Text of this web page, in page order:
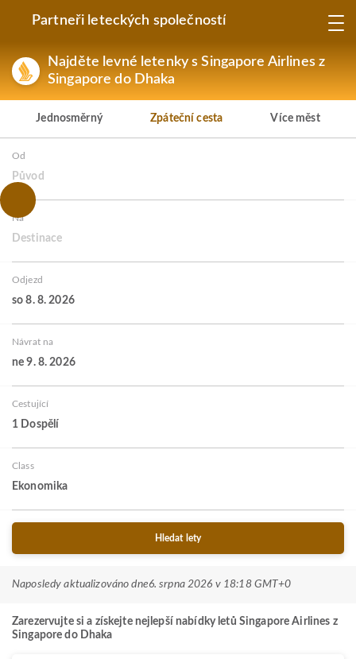
Partneři leteckých společností
Najděte levné letenky s Singapore Airlines z
Singapore do Dhaka
Jednosměrný Zpáteční cesta Více měst
Od
Původ
Na
Destinace
Odjezd
so 8. 8. 2026
Návrat na
ne 9. 8. 2026
Cestující
1 Dospělí
Class
Ekonomika
Hledat lety
Naposledy aktualizováno dne6. srpna 2026 v 18:18 GMT+0
Zarezervujte si a získejte nejlepší nabídky letů Singapore Airlines z
Singapore do Dhaka